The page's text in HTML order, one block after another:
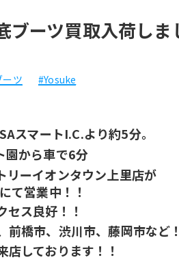
ブーツ買取入荷しま
ーツ #Yosuke
スマートI.C.より約5分。
園から車で6分
リーイオンタウン上里店が
て営業中！！
セス良好！！
前橋市、渋川市、藤岡市など
しております！！